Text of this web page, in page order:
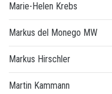
Marie-Helen Krebs
Markus del Monego MW
Markus Hirschler
Martin Kammann